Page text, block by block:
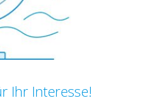
Ihr Interesse!